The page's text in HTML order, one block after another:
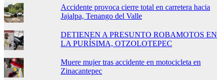
Accidente provoca cierre total en carretera hacia
Jajalpa, Tenango del Valle
DETIENEN A PRESUNTO ROBAMOTOS EN
LA PURÍSIMA, OTZOLOTEPEC
Muere mujer tras accidente en motocicleta en
Zinacantepec